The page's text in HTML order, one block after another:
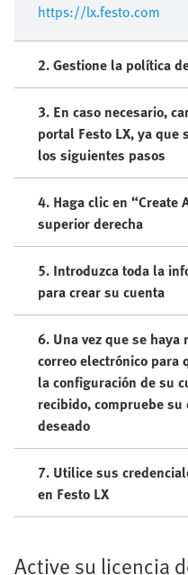
https://lx.festo.com
2. Gestione la política
3. En caso necesario,
portal Festo LX, ya que
los siguientes pasos
4. Haga clic en “Create
superior derecha
5. Introduzca toda la
para crear su cuenta
6. Una vez que se
correo electrónico para
la configuración de su
recibido, compruebe
deseado
7. Utilice sus
en Festo LX
Active su licencia